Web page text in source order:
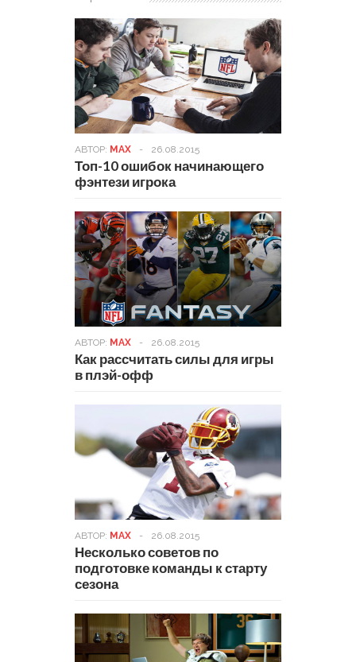
АВТОР: MAX - 26.08.2015
Топ-10 ошибок начинающего
фэнтези игрока
АВТОР: MAX - 26.08.2015
Как рассчитать силы для игры
в плэй-офф
АВТОР: MAX - 26.08.2015
Несколько советов по
подготовке команды к старту
сезона